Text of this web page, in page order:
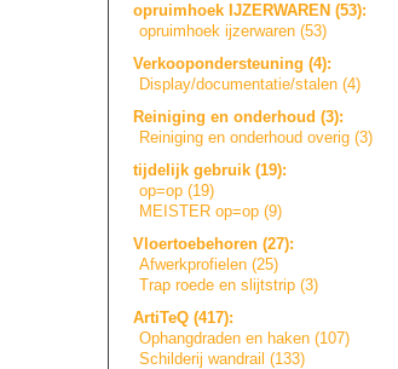
opruimhoek IJZERWAREN (53):
opruimhoek ijzerwaren (53)
Verkoopondersteuning (4):
Display/documentatie/stalen (4)
Reiniging en onderhoud (3):
Reiniging en onderhoud overig (3)
tijdelijk gebruik (19):
op=op (19)
MEISTER op=op (9)
Vloertoebehoren (27):
Afwerkprofielen (25)
Trap roede en slijtstrip (3)
ArtiTeQ (417):
Ophangdraden en haken (107)
Schilderij wandrail (133)